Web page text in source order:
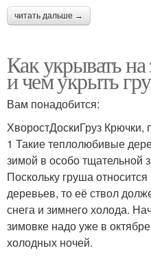
читать дальше →
Как укрывать
и чем укрыть
Вам понадобится:
ХворостДоскиГруз Крючки,
1 Такие теплолюбивые
зимой в особо тщательной
Поскольку груша
деревьев, то её ствол
снега и зимнего холода.
зимовке надо уже в
холодных ночей.